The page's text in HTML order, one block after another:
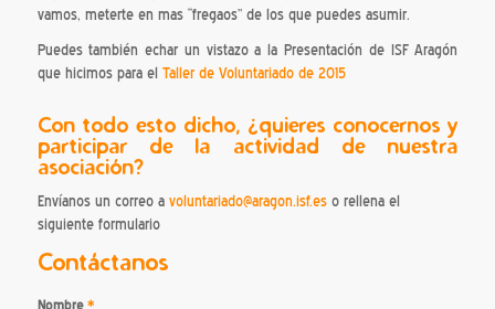
vamos, meterte en mas “fregaos” de los que puedes asumir.
Puedes también echar un vistazo a la Presentación de ISF Aragón
que hicimos para el Taller de Voluntariado de 2015
Con todo esto dicho, ¿quieres conocernos y
participar de la actividad de nuestra
asociación?
Envíanos un correo a voluntariado@aragon.isf.es o rellena el
siguiente formulario
Contáctanos
Nombre *